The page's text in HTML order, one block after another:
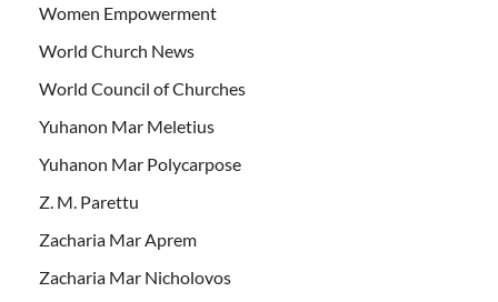
Women Empowerment
World Church News
World Council of Churches
Yuhanon Mar Meletius
Yuhanon Mar Polycarpose
Z. M. Parettu
Zacharia Mar Aprem
Zacharia Mar Nicholovos